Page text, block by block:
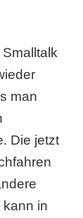
man
Die jetzt
in